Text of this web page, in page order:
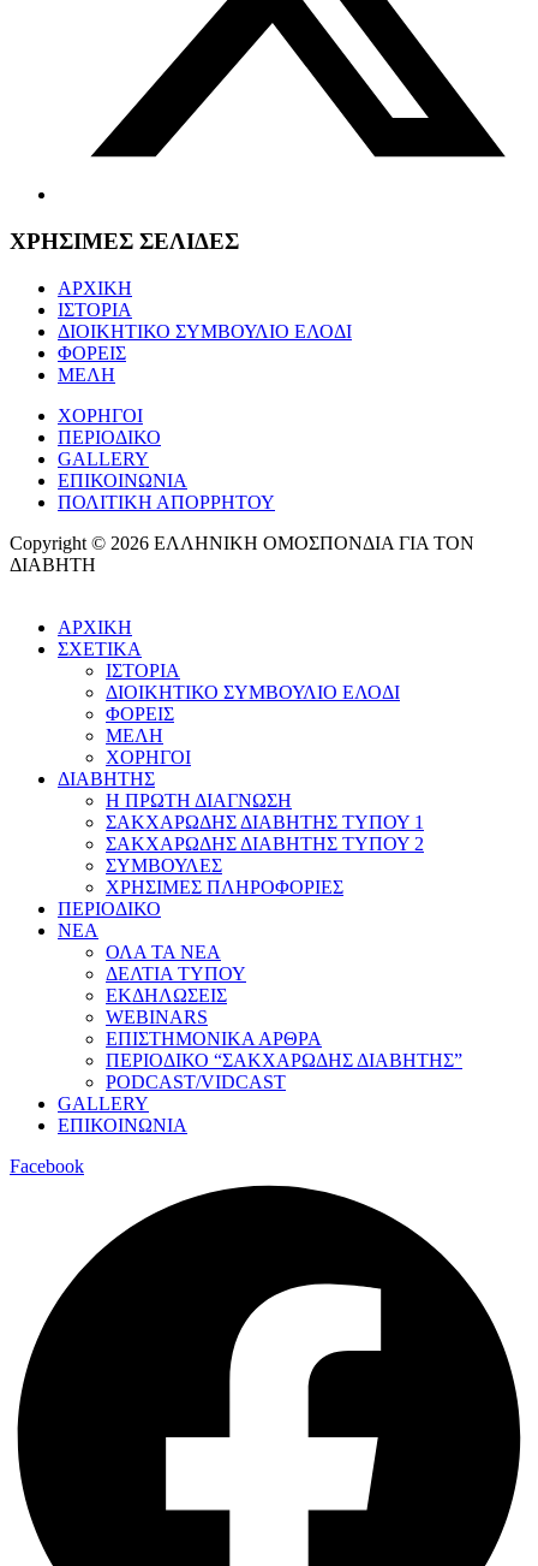
ΧΡΗΣΙΜΕΣ ΣΕΛΙΔΕΣ
ΑΡΧΙΚΗ
ΙΣΤΟΡΙΑ
ΔΙΟΙΚΗΤΙΚΟ ΣΥΜΒΟΥΛΙΟ ΕΛΟΔΙ
ΦΟΡΕΙΣ
ΜΕΛΗ
ΧΟΡΗΓΟΙ
ΠΕΡΙΟΔΙΚΟ
GALLERY
ΕΠΙΚΟΙΝΩΝΙΑ
ΠΟΛΙΤΙΚΗ ΑΠΟΡΡΗΤΟΥ
Copyright © 2026 ΕΛΛΗΝΙΚΗ ΟΜΟΣΠΟΝΔΙΑ ΓΙΑ ΤΟΝ
ΔΙΑΒΗΤΗ
ΑΡΧΙΚΗ
ΣΧΕΤΙΚΑ
ΙΣΤΟΡΙΑ
ΔΙΟΙΚΗΤΙΚΟ ΣΥΜΒΟΥΛΙΟ ΕΛΟΔΙ
ΦΟΡΕΙΣ
ΜΕΛΗ
ΧΟΡΗΓΟΙ
ΔΙΑΒΗΤΗΣ
Η ΠΡΩΤΗ ΔΙΑΓΝΩΣΗ
ΣΑΚΧΑΡΩΔΗΣ ΔΙΑΒΗΤΗΣ ΤΥΠΟΥ 1
ΣΑΚΧΑΡΩΔΗΣ ΔΙΑΒΗΤΗΣ ΤΥΠΟΥ 2
ΣΥΜΒΟΥΛΕΣ
ΧΡΗΣΙΜΕΣ ΠΛΗΡΟΦΟΡΙΕΣ
ΠΕΡΙΟΔΙΚΟ
ΝΕΑ
ΟΛΑ ΤΑ ΝΕΑ
ΔΕΛΤΙΑ ΤΥΠΟΥ
ΕΚΔΗΛΩΣΕΙΣ
WEBINARS
ΕΠΙΣΤΗΜΟΝΙΚΑ ΑΡΘΡΑ
ΠΕΡΙΟΔΙΚΟ “ΣΑΚΧΑΡΩΔΗΣ ΔΙΑΒΗΤΗΣ”
PODCAST/VIDCAST
GALLERY
ΕΠΙΚΟΙΝΩΝΙΑ
Facebook